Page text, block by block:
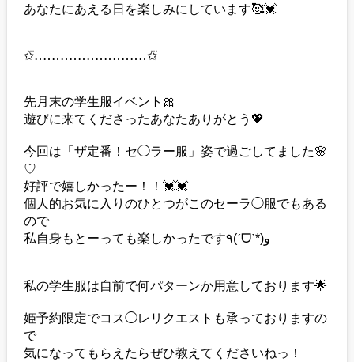
あなたにあえる日を楽しみにしています🥰💓
✩⃛‥‥‥‥‥‥‥‥‥‥‥‥‥✩⃛
先月末の学生服イベント🎀
遊びに来てくださったあなたありがとう💖
今回は「ザ定番！セ◯ラー服」姿で過ごしてました🌸
♡
好評で嬉しかったー！！💓💓
個人的お気に入りのひとつがこのセーラ◯服でもある
ので
私自身もとーっても楽しかったです٩(ˊᗜˋ*)و
私の学生服は自前で何パターンか用意しております🌟
姫予約限定でコス◯レリクエストも承っておりますの
で
気になってもらえたらぜひ教えてくださいねっ！